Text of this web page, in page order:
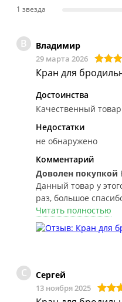
1 звезда
В Владимир
29 марта 2026
Кран для
Достоинства
Качественный товар
Недостатки
не обнаружено
Комментарий
Доволен покупкой
Данный товар у
раз, большое
Читать полностью
С Сергей
13 ноября 2025